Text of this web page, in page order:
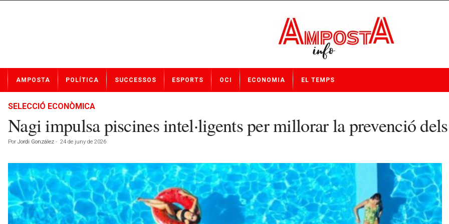
t
AMPOSTA POLÍTICA SUCCESSOS ESPORTS OCI ECONOMIA EL TEMPS
SELECCIÓ ECONÒMICA
Nagi impulsa piscines intel·ligents per millorar la prevenció
Por Jordi González - 24 de juny de 2026